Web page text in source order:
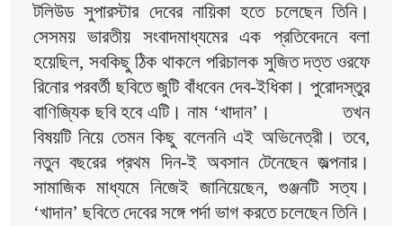
টলিউড সুপারস্টার দেবের নায়িকা হতে চলেছেন তিনি।
সেসময় ভারতীয় সংবাদমাধ্যমের এক প্রতিবেদনে বলা
হয়েছিল, সবকিছু ঠিক থাকলে পরিচালক সুজিত দত্ত ওরফে
রিনোর পরবর্তী ছবিতে জুটি বাঁধবেন দেব-ইধিকা। পুরোদস্তুর
বাণিজ্যিক ছবি হবে এটি। নাম ‘খাদান’।              তখন
বিষয়টি নিয়ে তেমন কিছু বলেননি এই অভিনেত্রী। তবে,
নতুন বছরের প্রথম দিন-ই অবসান টেনেছেন জল্পনার।
সামাজিক মাধ্যমে নিজেই জানিয়েছেন, গুঞ্জনটি সত্য।
‘খাদান’ ছবিতে দেবের সঙ্গে পর্দা ভাগ করতে চলেছেন তিনি।